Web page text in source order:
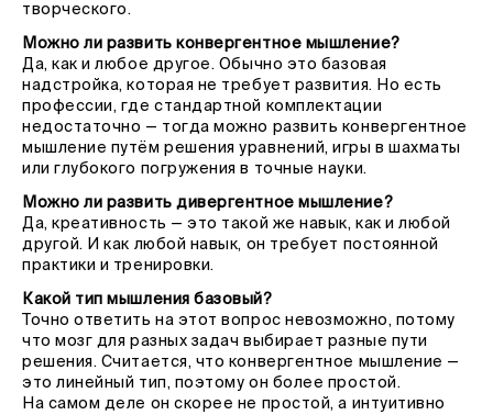
творческого.
Можно ли развить конвергентное мышление?
Да, как и любое другое. Обычно это базовая
надстройка, которая не требует развития. Но есть
профессии, где стандартной комплектации
недостаточно — тогда можно развить конвергентное
мышление путём решения уравнений, игры в шахматы
или глубокого погружения в точные науки.
Можно ли развить дивергентное мышление?
Да, креативность — это такой же навык, как и любой
другой. И как любой навык, он требует постоянной
практики и тренировки.
Какой тип мышления базовый?
Точно ответить на этот вопрос невозможно, потому
что мозг для разных задач выбирает разные пути
решения. Считается, что конвергентное мышление —
это линейный тип, поэтому он более простой.
На самом деле он скорее не простой, а интуитивно